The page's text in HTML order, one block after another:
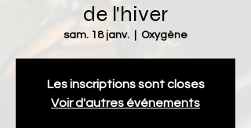
de l'hiver
sam. 18 janv. Oxygène
Les inscriptions sont closes
Voir d'autres événements